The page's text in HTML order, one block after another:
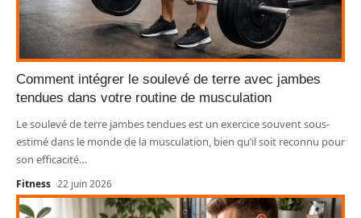
Comment intégrer le soulevé de terre avec jambes
tendues dans votre routine de musculation
Le soulevé de terre jambes tendues est un exercice souvent sous-
estimé dans le monde de la musculation, bien qu’il soit reconnu pour
son efficacité…
Fitness 22 juin 2026